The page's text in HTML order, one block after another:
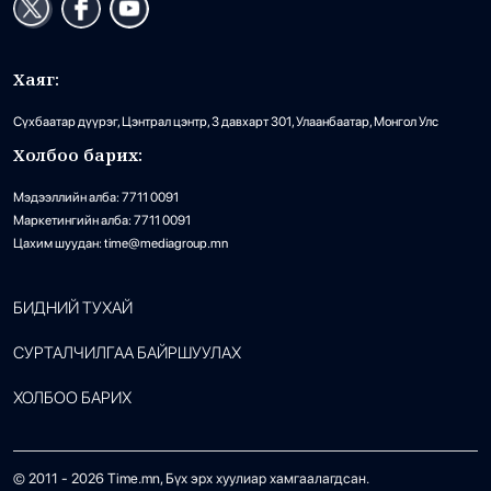
Хаяг:
Сүхбаатар дүүрэг, Цэнтрал цэнтр, 3 давхарт 301, Улаанбаатар, Монгол Улс
Холбоо барих:
Мэдээллийн алба: 7711 0091
Маркетингийн алба: 7711 0091
Цахим шуудан: time@mediagroup.mn
БИДНИЙ ТУХАЙ
СУРТАЛЧИЛГАА БАЙРШУУЛАХ
ХОЛБОО БАРИХ
© 2011 - 2026 Time.mn, Бүх эрх хуулиар хамгаалагдсан.